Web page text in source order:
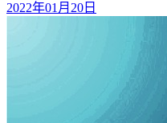
2022年01月20日